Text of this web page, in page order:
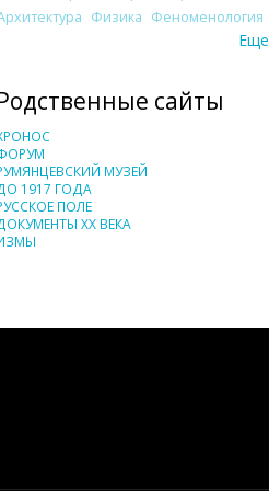
Физика Феноменология
Еще
сайты
МУЗЕЙ
1917 ГОДА
ПОЛЕ
XX ВЕКА